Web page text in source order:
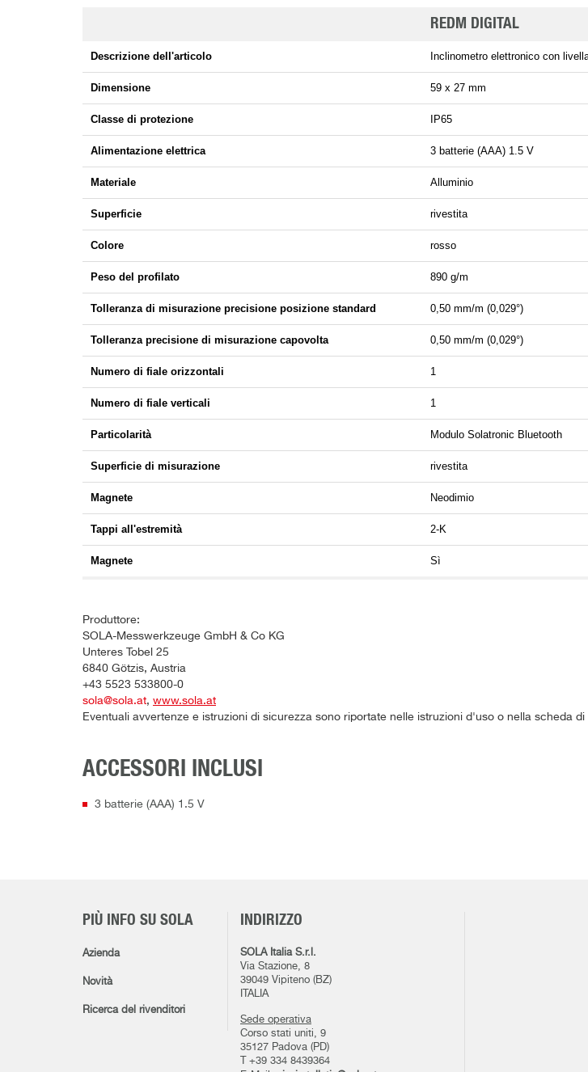
REDM DIGITAL
Descrizione dell'articolo Inclinometro elettronico con
Dimensione 59 x 27 mm
Classe di protezione IP65
Alimentazione elettrica 3 batterie (AAA) 1.5 V
Materiale Alluminio
Superficie rivestita
Colore rosso
Peso del profilato 890 g/m
Tolleranza di misurazione precisione posizione standard 0,50 mm/m (0,029°)
Tolleranza precisione di misurazione capovolta 0,50 mm/m (0,029°)
Numero di fiale orizzontali 1
Numero di fiale verticali 1
Particolarità Modulo Solatronic Bluetooth
Superficie di misurazione rivestita
Magnete Neodimio
Tappi all'estremità 2-K
Magnete Sì
Produttore:
SOLA-Messwerkzeuge GmbH & Co KG
Unteres Tobel 25
6840 Götzis, Austria
+43 5523 533800-0
sola@sola.at, www.sola.at
Eventuali avvertenze e istruzioni di sicurezza sono riportate nelle istruzioni d'uso o nella scheda
ACCESSORI INCLUSI
3 batterie (AAA) 1.5 V
PIÙ INFO SU SOLA
Azienda
Novità
Ricerca del rivenditori
INDIRIZZO
SOLA Italia S.r.l.
Via Stazione, 8
39049 Vipiteno (BZ)
ITALIA
Sede operativa
Corso stati uniti, 9
35127 Padova (PD)
T +39 334 8439364